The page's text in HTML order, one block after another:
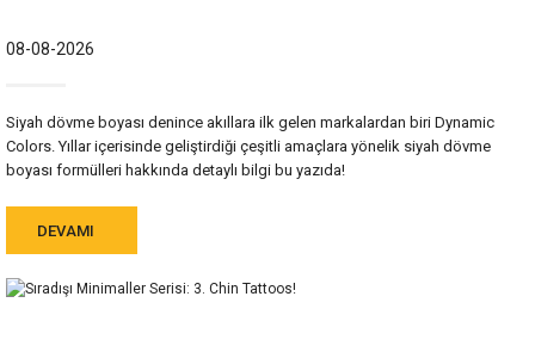
08-08-2026
Siyah dövme boyası denince akıllara ilk gelen markalardan biri Dynamic
Colors. Yıllar içerisinde geliştirdiği çeşitli amaçlara yönelik siyah dövme
boyası formülleri hakkında detaylı bilgi bu yazıda!
DEVAMI